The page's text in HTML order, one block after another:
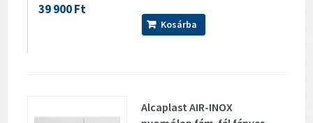
39 900 Ft
Kosárba
Alcaplast AIR-INOX